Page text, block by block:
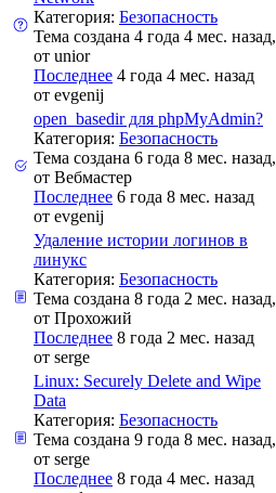
Категория: Безопасность
Тема создана 4 года 4 мес. назад,
от unior
Последнее 4 года 4 мес. назад
от evgenij
open_basedir для phpMyAdmin?
Категория: Безопасность
Тема создана 6 года 8 мес. назад,
от Вебмастер
Последнее 6 года 8 мес. назад
от evgenij
Удаление истории логинов в
линукс
Категория: Безопасность
Тема создана 8 года 2 мес. назад,
от Прохожий
Последнее 8 года 2 мес. назад
от serge
Linux: Securely Delete and Wipe
Data
Категория: Безопасность
Тема создана 9 года 8 мес. назад,
от serge
Последнее 8 года 4 мес. назад